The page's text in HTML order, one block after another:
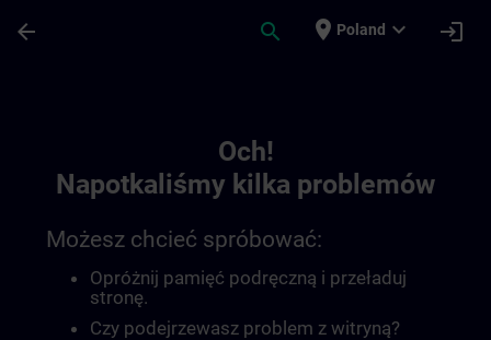
arrow_back search place Poland expand_more login
Och!
Napotkaliśmy kilka problemów
Możesz chcieć spróbować:
Opróżnij pamięć podręczną i przeładuj
stronę.
Czy podejrzewasz problem z witryną?